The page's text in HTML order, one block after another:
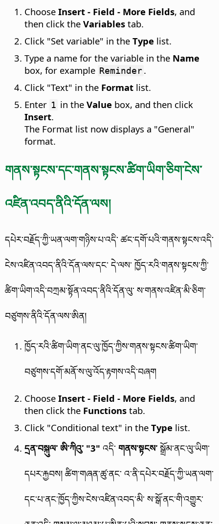
Choose Insert - Field - More Fields, and
then click the Variables tab.
Click "Set variable" in the Type list.
Type a name for the variable in the Name
box, for example Reminder.
Click "Text" in the Format list.
Enter 1 in the Value box, and then click
Insert.
The Format list now displays a "General"
format.
གནས་སྟངས་དང་གནས་སྟངས་ཚིག་ཡིག་ཅིག་ངེས་
འཛིན་འབད་ནིའི་དོན་ལས།
དཔེར་བརྗོད་ཀྱི་ཡན་ལག་གཉིས་པ་འདི་ ཚང་དགོ་པའི་གནས་སྟངས་འདི་
ངེས་འཛིན་འབད་ནིའི་དོན་ལས་དང་ དེ་ལས་ ཁྱོད་རའི་གནས་སྟངས་ཀྱི་
ཚིག་ཡིག་འདི་བཀྲམ་སྟོན་འབད་ནིའི་དོན་ལུ་ ས་གནས་འཛིན་མི་ཅིག་
བཙུགས་ནིའི་དོན་ལས་ཨིན།
ཁྱོད་རའི་ཚིག་ཡིག་ནང་ལུ་ཁྱོད་ཀྱིས་གནས་སྟངས་ཚིག་ཡིག་
བཙུགས་དགོ་མནོ་ས་ལུ་འོད་རྟགས་འདི་བཞག
Choose Insert - Field - More Fields, and
then click the Functions tab.
Click "Conditional text" in the Type list.
དྲན་བསྐུལ་ ཨི་ཀིའུ་ "3" འདི་ གནས་སྟངས་ སྒྲོམ་ནང་ལུ་ཡིག་
དཔར་རྐྱབས། ཚིག་གཞན་ཚུ་ནང་ འ་ནི་དཔེར་བརྗོད་ཀྱི་ཡན་ལག་
དང་པ་ནང་ཁྱོད་ཀྱིས་ངེས་འཛིན་འབད་མི་ ས་སྒོ་ནང་གི་འགྱུར་